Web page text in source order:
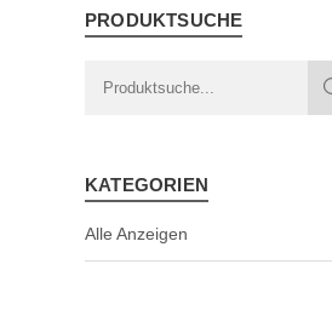
PRODUKTSUCHE
KATEGORIEN
Alle Anzeigen